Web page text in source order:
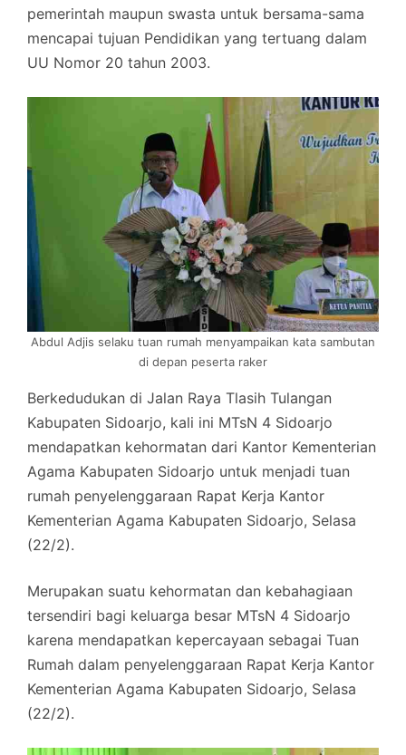
pemerintah maupun swasta untuk bersama-sama
mencapai tujuan Pendidikan yang tertuang dalam
UU Nomor 20 tahun 2003.
Abdul Adjis selaku tuan rumah menyampaikan kata sambutan
di depan peserta raker
Berkedudukan di Jalan Raya Tlasih Tulangan
Kabupaten Sidoarjo, kali ini MTsN 4 Sidoarjo
mendapatkan kehormatan dari Kantor Kementerian
Agama Kabupaten Sidoarjo untuk menjadi tuan
rumah penyelenggaraan Rapat Kerja Kantor
Kementerian Agama Kabupaten Sidoarjo, Selasa
(22/2).
Merupakan suatu kehormatan dan kebahagiaan
tersendiri bagi keluarga besar MTsN 4 Sidoarjo
karena mendapatkan kepercayaan sebagai Tuan
Rumah dalam penyelenggaraan Rapat Kerja Kantor
Kementerian Agama Kabupaten Sidoarjo, Selasa
(22/2).